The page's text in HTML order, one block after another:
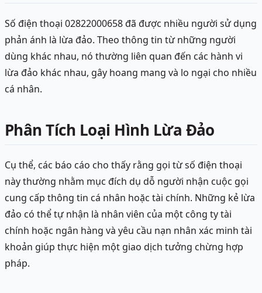
Số điện thoại 02822000658 đã được nhiều người sử dụng
phản ánh là lừa đảo. Theo thông tin từ những người
dùng khác nhau, nó thường liên quan đến các hành vi
lừa đảo khác nhau, gây hoang mang và lo ngại cho nhiều
cá nhân.
Phân Tích Loại Hình Lừa Đảo
Cụ thể, các báo cáo cho thấy rằng gọi từ số điện thoại
này thường nhằm mục đích dụ dỗ người nhận cuộc gọi
cung cấp thông tin cá nhân hoặc tài chính. Những kẻ lừa
đảo có thể tự nhận là nhân viên của một công ty tài
chính hoặc ngân hàng và yêu cầu nạn nhân xác minh tài
khoản giúp thực hiện một giao dịch tưởng chừng hợp
pháp.